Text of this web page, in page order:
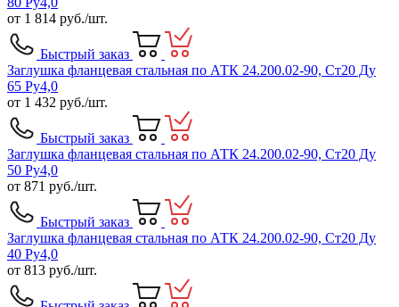
от 1 814 руб./шт.
Быстрый заказ
Заглушка фланцевая стальная по АТК 24.200.02-90, Ст20 Ду
65 Ру4,0
от 1 432 руб./шт.
Быстрый заказ
Заглушка фланцевая стальная по АТК 24.200.02-90, Ст20 Ду
50 Ру4,0
от 871 руб./шт.
Быстрый заказ
Заглушка фланцевая стальная по АТК 24.200.02-90, Ст20 Ду
40 Ру4,0
от 813 руб./шт.